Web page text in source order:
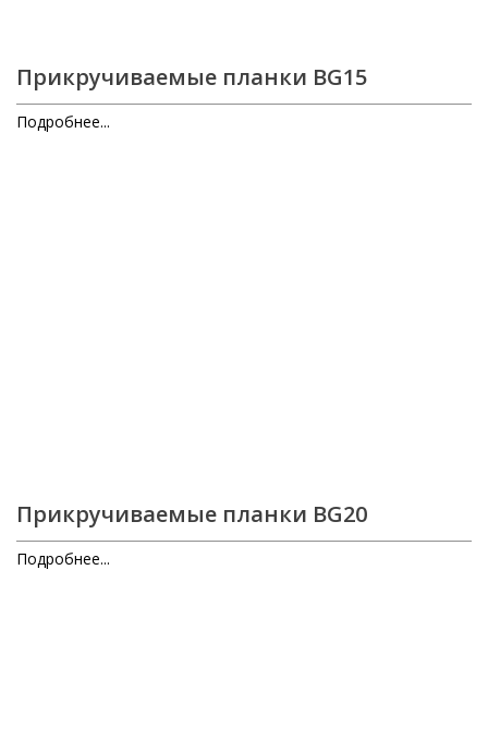
Прикручиваемые планки BG15
Подробнее...
Прикручиваемые планки BG20
Подробнее...